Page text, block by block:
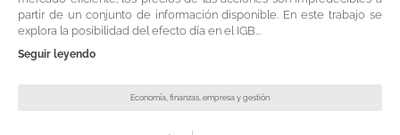
partir de un conjunto de información disponible. En este trabajo se
explora la posibilidad del efecto día en el IGB...
Seguir leyendo
Economía, finanzas, empresa y gestión